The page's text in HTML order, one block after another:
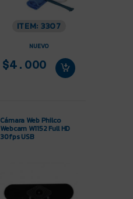
ITEM: 3307
NUEVO
$4.000
Cámara Web Philco
Webcam W1152 Full HD
30fps USB